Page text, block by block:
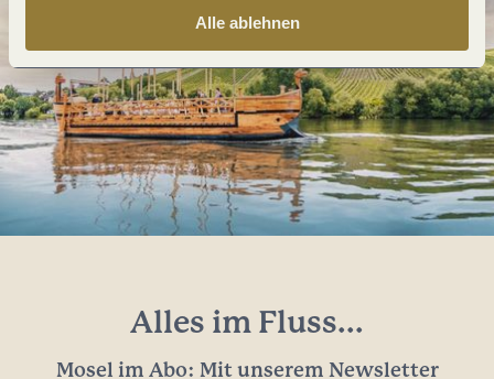
Alle ablehnen
Alles im Fluss...
Mosel im Abo: Mit unserem Newsletter